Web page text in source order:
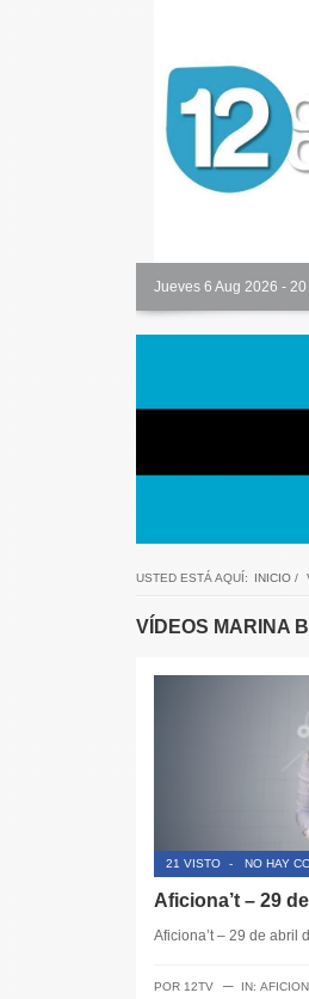
Jueves 6 Aug 2026 - 20
Toda la información al instante en
USTED ESTÁ AQUÍ: INICIO/
VÍDEOS MARINA
21 VISTO - NO HAY
Aficiona’t – 29
Aficiona’t – 29 de abril
POR 12TV ─ IN: